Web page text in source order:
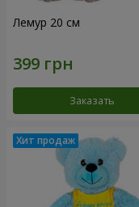
Лемур 20 см
Заказать